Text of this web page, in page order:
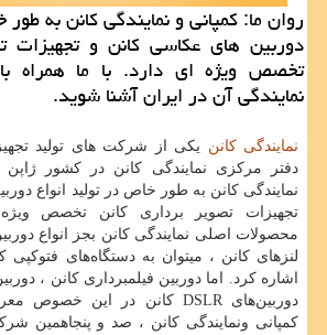
روان ما: كمپانی و نمایندگی كانن به
دوربین های عكاسی كانن و تجهیزات
تخصص ویژه ای دارد. با ما همراه
نمایندگی آن در ایران آشنا شوید.
نمایندگی کانن یکی از شرکت های تولید
دفتر مرکزی نمایندگی کانن در کشور ژاپن
نمایندگی کانن به طور خاص در تولید انواع
تجهیزات تصویر برداری کانن تخصص
محصولات اصلی نمایندگی کانن بجز انواع
لنزهای کانن ، میتوان به دستگاه‌های فتوکپی
اشاره کرد. اما دوربین فیلمبرداری کانن ،
دوربین‌های DSLRکانن در این خصوص
کمپانی ونمایندگی کانن ، صد و پنجاهمین